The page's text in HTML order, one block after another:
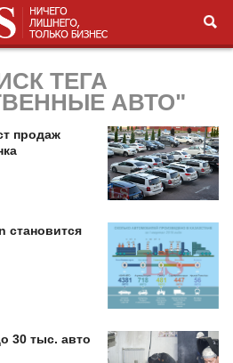
ТЕГА
АВТО"
продаж
становится
30 тыс. авто